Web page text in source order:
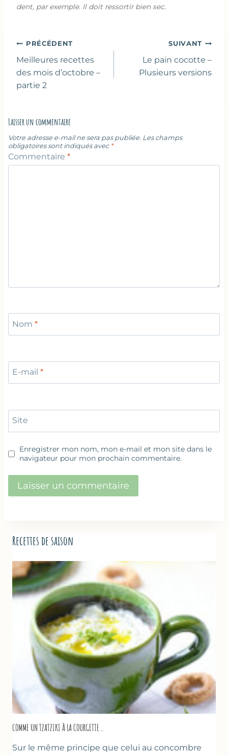
dent, par exemple. Il doit ressortir bien sec.
Navigation
de
l’article
PRÉCÉDENT
Meilleures recettes
des mois d’octobre –
partie 2
SUIVANT
Le pain cocotte –
Plusieurs versions
Laisser un commentaire
Votre adresse e-mail ne sera pas publiée. Les champs
obligatoires sont indiqués avec *
Commentaire *
Nom *
E-mail *
Site
Enregistrer mon nom, mon e-mail et mon site dans le
navigateur pour mon prochain commentaire.
Recettes de saison
COMME UN TZATZIKI À LA COURGETTE…
Sur le même principe que celui au concombre